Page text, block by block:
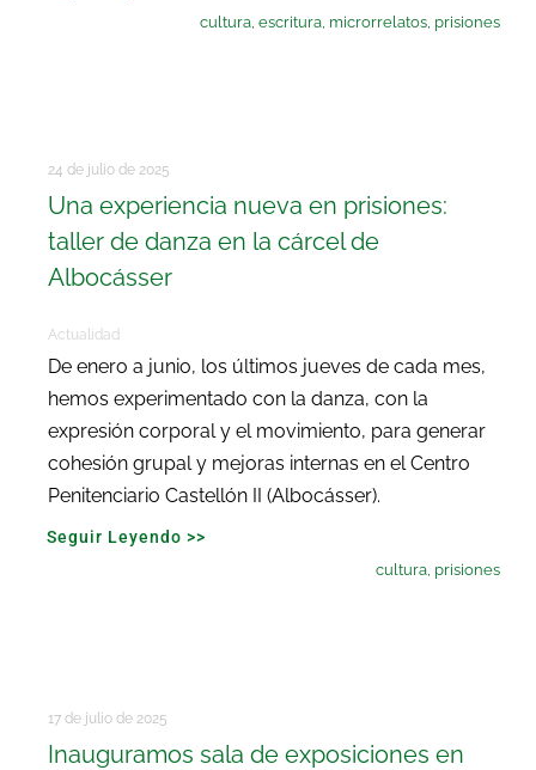
cultura ,escritura microrrelatos prisiones
24 de julio de 2025
Una experiencia nueva en prisiones:
taller de danza en la cárcel de
Albocásser
Actualidad
De enero a junio, los últimos jueves de cada mes,
hemos experimentado con la danza, con la
expresión corporal y el movimiento, para generar
cohesión grupal y mejoras internas en el Centro
Penitenciario Castellón II (Albocásser).
Seguir Leyendo >>
cultura, prisiones
17 de julio de 2025
Inauguramos sala de exposiciones en